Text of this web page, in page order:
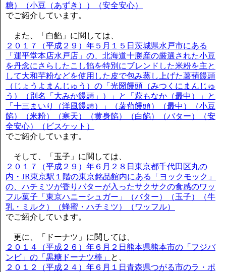
糖）（小豆（あずき））（安全安心）
でご紹介しています。
また、「白餡」に関しては、
２０１７（平成２９）年５月１５日茨城県水戸市にある
「運平堂本店水戸店」の、北海道十勝産の厳選された小豆
を丹念にさらしたこし餡を特別にブレンドした米粉を主と
して大和芋粉などを使用した皮で包み蒸し上げた薯蕷饅頭
（じょうよまんじゅう）の「光圀饅頭（みつくにまんじゅ
う）（別名「大みか饅頭」）」と「萩もなか（最中）」と
「十三まいり（洋風饅頭）」（薯蕷饅頭）（最中）（小豆
餡）（米粉）（寒天）（黄身餡）（白餡）（バター）（安
全安心）（ビスケット）
でご紹介しています。
そして、「玉子」に関しては、
２０１７（平成２９）年６月２８日東京都千代田区丸の
内・JR東京駅１階の東京銘品館内にある「ヨックモック」
の、ハチミツが香りバターが入ったサクサクの食感のワッ
フル菓子「東京ハニーシュガー」（バター）（玉子）（牛
乳・ミルク）（蜂蜜・ハチミツ）（ワッフル）
でご紹介しています。
更に、「ドーナツ」に関しては、
２０１４（平成２６）年６月２日熊本県熊本市の「フジバ
ンビ」の「黒糖ドーナツ棒」
と、
２０１２（平成２４）年６月１日青森県つがる市のラ・ポ